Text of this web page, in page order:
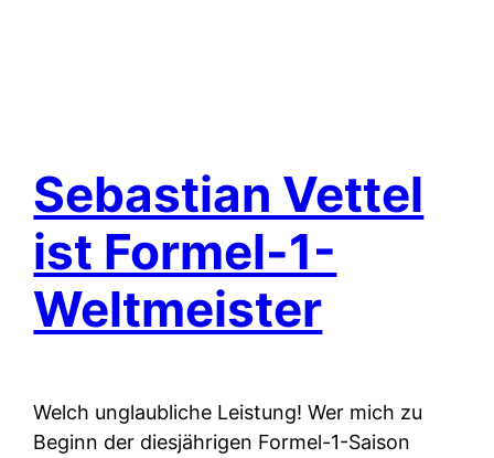
Sebastian Vettel
ist Formel-1-
Weltmeister
Welch unglaubliche Leistung! Wer mich zu
Beginn der diesjährigen Formel-1-Saison